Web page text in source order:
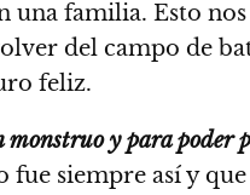
una familia. Esto
del campo de
feliz.
monstruo y para poder
fue siempre así y